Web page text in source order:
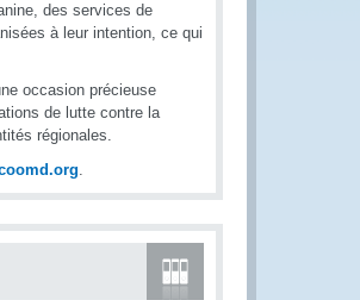
des services de
à leur intention, ce qui
occasion précieuse
de lutte contre la
régionales.
.